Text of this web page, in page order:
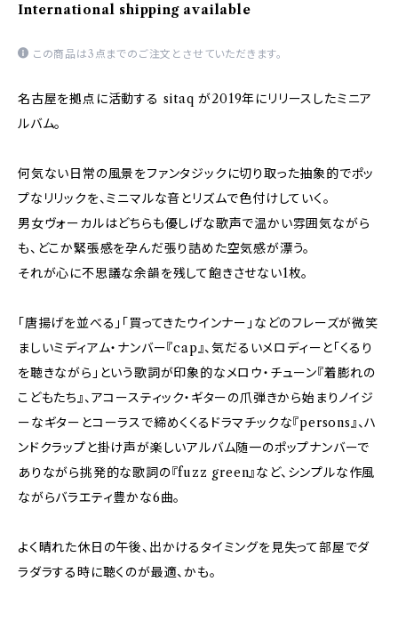
International shipping available
この商品は3点までのご注文とさせていただきます。
名古屋を拠点に活動する sitaq が2019年にリリースしたミニア
ルバム。
何気ない日常の風景をファンタジックに切り取った抽象的でポッ
プなリリックを、ミニマルな音とリズムで色付けしていく。
男女ヴォーカルはどちらも優しげな歌声で温かい雰囲気ながら
も、どこか緊張感を孕んだ張り詰めた空気感が漂う。
それが心に不思議な余韻を残して飽きさせない1枚。
「唐揚げを並べる」「買ってきたウインナー」などのフレーズが微笑
ましいミディアム・ナンバー『cap』、気だるいメロディーと「くるり
を聴きながら」という歌詞が印象的なメロウ・チューン『着膨れの
こどもたち』、アコースティック・ギターの爪弾きから始まりノイジ
ーなギターとコーラスで締めくくるドラマチックな『persons』、ハ
ンドクラップと掛け声が楽しいアルバム随一のポップナンバーで
ありながら挑発的な歌詞の『fuzz green』など、シンプルな作風
ながらバラエティ豊かな6曲。
よく晴れた休日の午後、出かけるタイミングを見失って部屋でダ
ラダラする時に聴くのが最適、かも。